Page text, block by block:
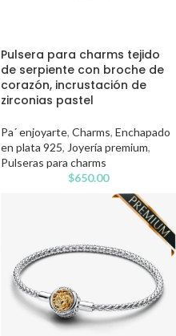
Pulsera para charms tejido
de serpiente con broche de
corazón, incrustación de
zirconias pastel
Pa´ enjoyarte, Charms, Enchapado
en plata 925, Joyería premium,
Pulseras para charms
$650.00